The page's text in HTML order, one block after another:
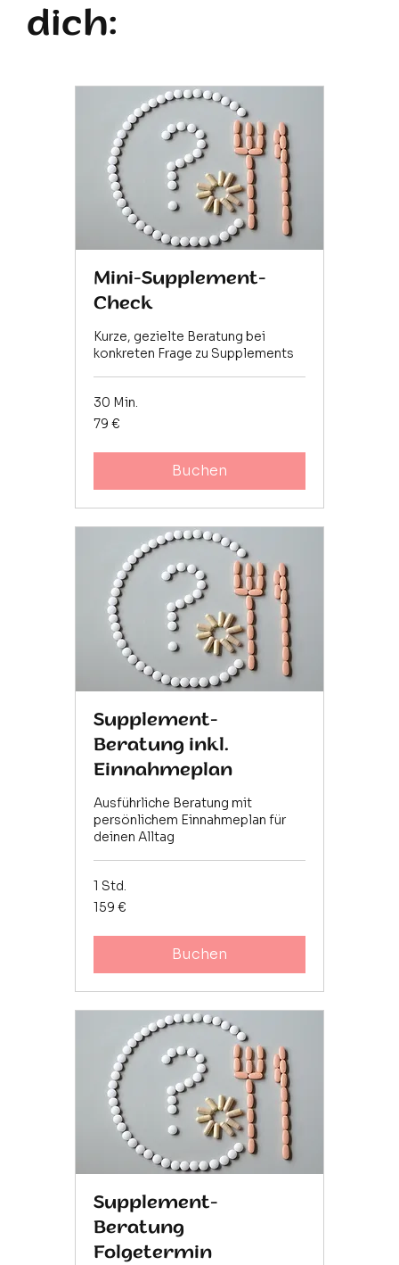
Mini-Supplement-
Check
Kurze, gezielte Beratung bei
konkreten Frage zu Supplements
30 Min.
79
Euro
79 €
Buchen
Supplement-
Beratung inkl.
Einnahmeplan
Ausführliche Beratung mit
persönlichem Einnahmeplan für
deinen Alltag
1 Std.
159
Euro
159 €
Buchen
Supplement-
Beratung
Folgetermin
dich: